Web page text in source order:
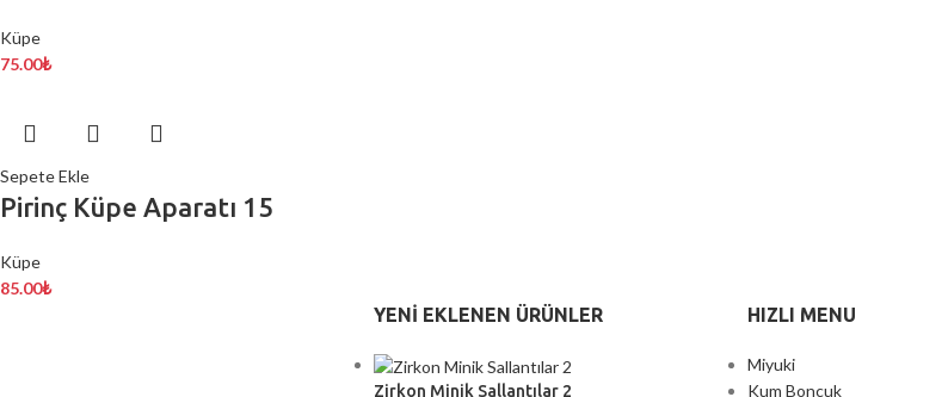
Küpe
75.00₺
Sepete Ekle
Pirinç Küpe Aparatı 15
Küpe
85.00₺
YENI EKLENEN ÜRÜNLER
Zirkon Minik Sallantılar 2
HIZLI MENU
Miyuki
Kum Boncuk